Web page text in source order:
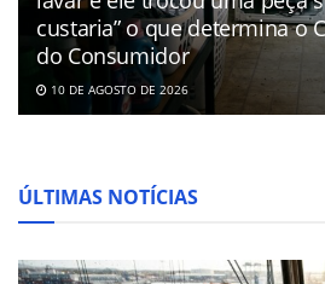
custaria” o que determina o
do Consumidor
10 DE AGOSTO DE 2026
ÚLTIMAS NOTÍCIAS